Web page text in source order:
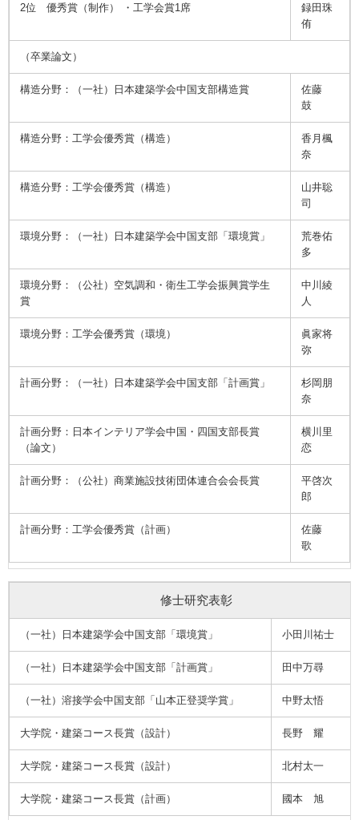
2位 優秀賞（制作） ・工学会賞1席
録田珠
侑
（卒業論文）
構造分野：（一社）日本建築学会中国支部構造賞
佐藤
鼓
構造分野：工学会優秀賞（構造）
香月楓
奈
構造分野：工学会優秀賞（構造）
山井聡
司
環境分野：（一社）日本建築学会中国支部「環境賞」
荒巻佑
多
環境分野：（公社）空気調和・衛生工学会振興賞学生
賞
中川綾
人
環境分野：工学会優秀賞（環境）
眞家将
弥
計画分野：（一社）日本建築学会中国支部「計画賞」
杉岡朋
奈
計画分野：日本インテリア学会中国・四国支部長賞
（論文）
横川里
恋
計画分野：（公社）商業施設技術団体連合会会長賞
平啓次
郎
計画分野：工学会優秀賞（計画）
佐藤
歌
修士研究表彰
（一社）日本建築学会中国支部「環境賞」 小田川祐士
（一社）日本建築学会中国支部「計画賞」 田中万尋
（一社）溶接学会中国支部「山本正登奨学賞」 中野太悟
大学院・建築コース長賞（設計） 長野 耀
大学院・建築コース長賞（設計） 北村太一
大学院・建築コース長賞（計画） 國本 旭